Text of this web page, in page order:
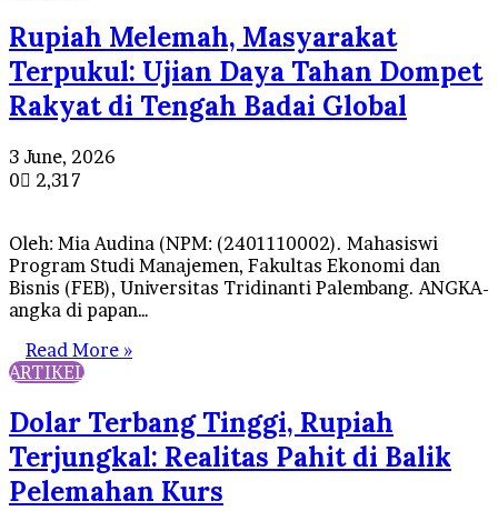
Rupiah Melemah, Masyarakat
Terpukul: Ujian Daya Tahan Dompet
Rakyat di Tengah Badai Global
3 June, 2026
0
2,317
Oleh: Mia Audina (NPM: (2401110002). Mahasiswi
Program Studi Manajemen, Fakultas Ekonomi dan
Bisnis (FEB), Universitas Tridinanti Palembang. ANGKA-
angka di papan…
Read More »
ARTIKEL
Dolar Terbang Tinggi, Rupiah
Terjungkal: Realitas Pahit di Balik
Pelemahan Kurs